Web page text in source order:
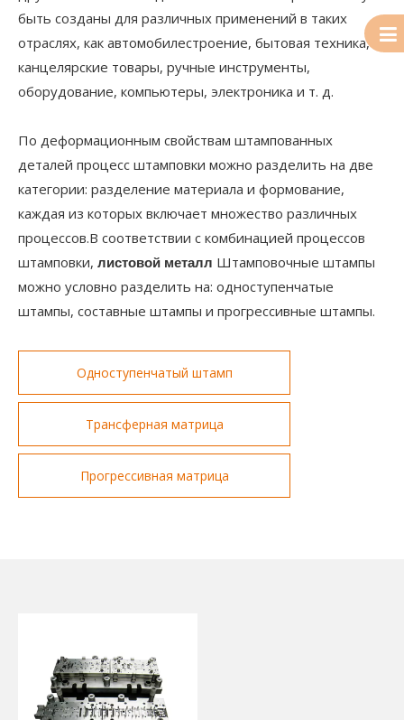
быть созданы для различных применений в таких
отраслях, как автомобилестроение, бытовая техника,
канцелярские товары, ручные инструменты,
оборудование, компьютеры, электроника и т. д.
По деформационным свойствам штампованных
деталей процесс штамповки можно разделить на две
категории: разделение материала и формование,
каждая из которых включает множество различных
процессов.В соответствии с комбинацией процессов
штамповки, листовой металл Штамповочные штампы
можно условно разделить на: одноступенчатые
штампы, составные штампы и прогрессивные штампы.
Одноступенчатый штамп
Трансферная матрица
Прогрессивная матрица